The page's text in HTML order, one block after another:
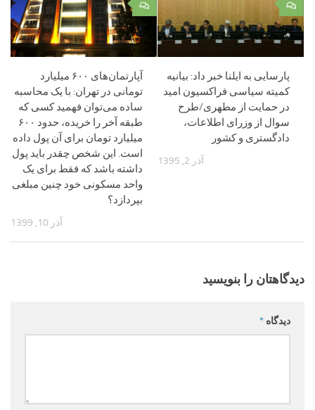
۰
آپارتمان‌های ۶۰۰ میلیارد
تومانی در تهران: با یک محاسبه
ساده می‌توان فهمید کسی که
طبقه آخر را خریده، حدود ۶۰۰
میلیارد تومان برای آن پول داده
است. این شخص چقدر باید پول
داشته باشد که فقط برای یک
واحد مسکونی خود چنین مبلغی
بپردازد؟
آذر 10, 1399
۰
پارسایی به ایلنا خبر داد: بیانیه
کمیته سیاسی فراکسیون امید
در حمایت از مطهری/طرح
سوال از وزرای اطلاعات،
دادگستری و کشور
آذر 2, 1395
دیدگاهتان را بنویسید
دیدگاه *